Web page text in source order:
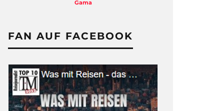
FAN AUF FACEBOOK